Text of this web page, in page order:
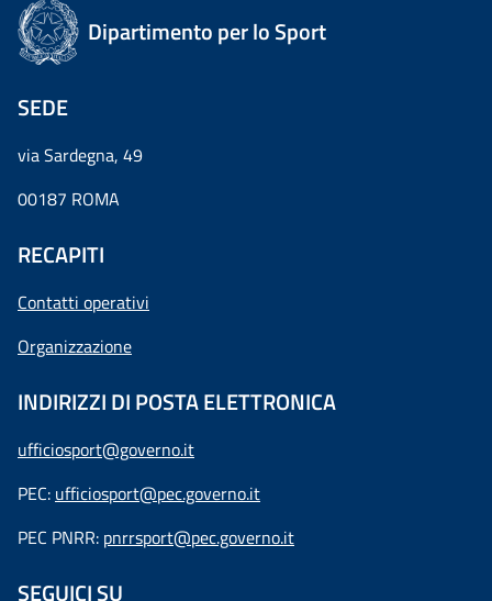
Dipartimento per lo Sport
SEDE
via Sardegna, 49
00187 ROMA
RECAPITI
Contatti operativi
Organizzazione
INDIRIZZI DI POSTA ELETTRONICA
ufficiosport@governo.it
PEC: ufficiosport@pec.governo.it
PEC PNRR: pnrrsport@pec.governo.it
SEGUICI SU